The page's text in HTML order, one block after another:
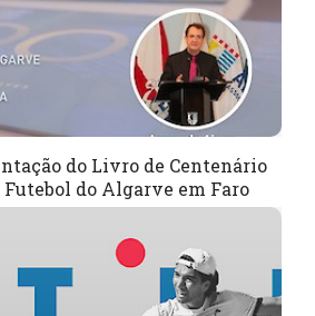
do Livro de Centenário
Futebol do Algarve em Faro